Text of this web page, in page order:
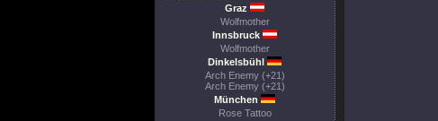
Graz
Wolfmother
Innsbruck
Wolfmother
Dinkelsbühl
Arch Enemy (+21)
Arch Enemy (+21)
München
Rose Tattoo